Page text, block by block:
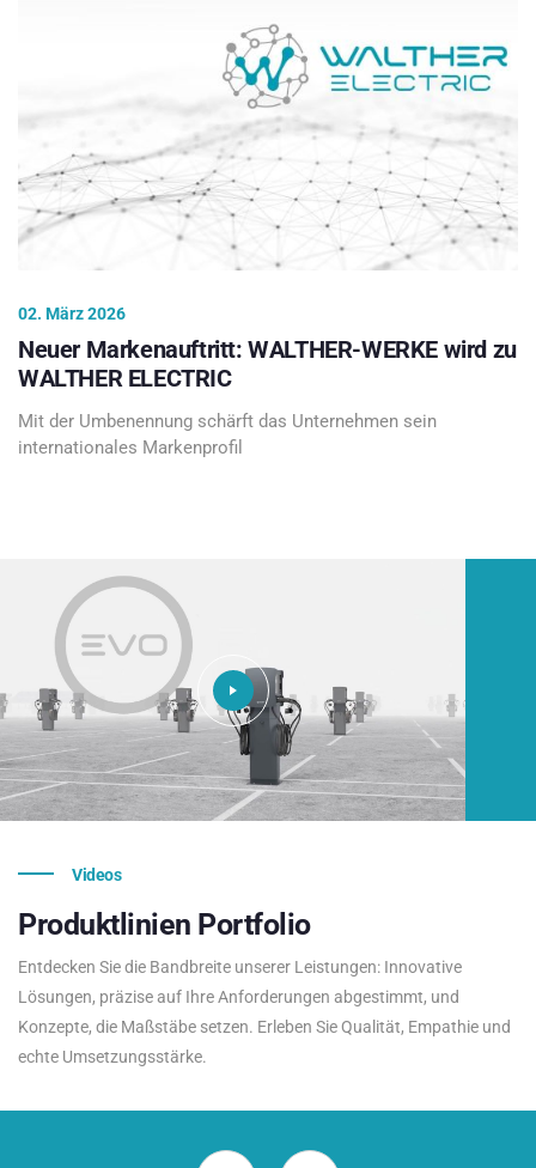
02. März 2026
Neuer Markenauftritt: WALTHER-WERKE wird zu
WALTHER ELECTRIC
Mit der Umbenennung schärft das Unternehmen sein
internationales Markenprofil
Videos
Produktlinien Portfolio
Entdecken Sie die Bandbreite unserer Leistungen: Innovative
Lösungen, präzise auf Ihre Anforderungen abgestimmt, und
Konzepte, die Maßstäbe setzen. Erleben Sie Qualität, Empathie und
echte Umsetzungsstärke.